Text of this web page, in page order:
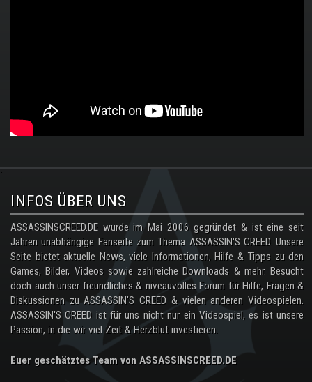
.
INFOS ÜBER UNS
ASSASSINSCREED.DE wurde im Mai 2006 gegründet & ist eine seit
Jahren unabhängige Fanseite zum Thema ASSASSIN'S CREED. Unsere
Seite bietet aktuelle News, viele Informationen, Hilfe & Tipps zu den
Games, Bilder, Videos sowie zahlreiche Downloads & mehr. Besucht
doch auch unser freundliches & niveauvolles Forum für Hilfe, Fragen &
Diskussionen zu ASSASSIN'S CREED & vielen anderen Videospielen.
ASSASSIN'S CREED ist für uns nicht nur ein Videospiel, es ist unsere
Passion, in die wir viel Zeit & Herzblut investieren.
Euer geschätztes Team von ASSASSINSCREED.DE